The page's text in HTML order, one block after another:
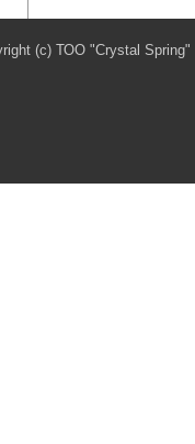
(c) ТОО "Crystal Spring"